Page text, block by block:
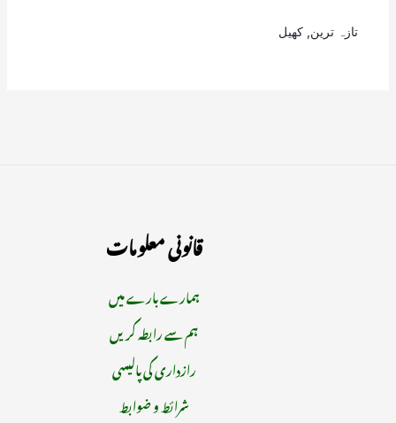
تازہ ترین کھیل
قانونی معلومات
ہمارے بارے میں
ہم سے رابطہ کریں
رازداری کی پالیسی
شرائط و ضوابط